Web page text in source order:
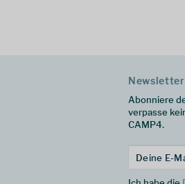
Newsletter
Abonniere
verpasse
CAMP4.